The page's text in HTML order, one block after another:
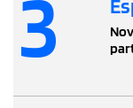
3